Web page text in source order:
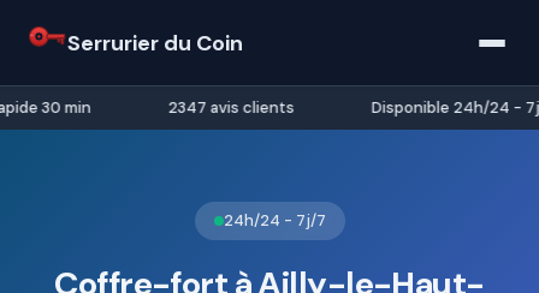
Serrurier du Coin
30 min 2347 avis clients Disponible 24h/24 - 7j/
24h/24 - 7j/7
Coffre-fort à Ailly-le-Haut-